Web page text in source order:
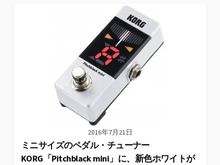
2016年7月21日
ミニサイズのペダル・チューナー
KORG「Pitchblack mini」に、新色ホワイトが